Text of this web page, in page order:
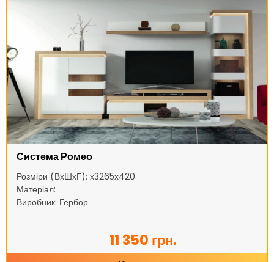
Система Ромео
Розміри (ВхШхГ): х3265х420
Матеріал:
Виробник: Гербор
11 350 грн.